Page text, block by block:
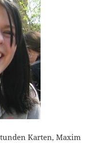
Karten, Maxim